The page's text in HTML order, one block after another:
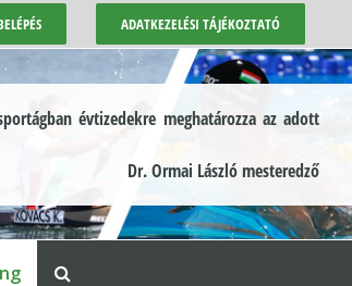
ADATKEZELÉSI TÁJÉKOZTATÓ
évtizedekre meghatározza az adott
Dr. Ormai László mesteredző